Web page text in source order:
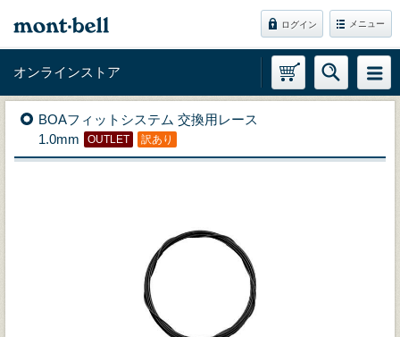
ログイン メニュー
オンラインストア
BOAフィットシステム 交換用レース
1.0mm
OUTLET 訳あり